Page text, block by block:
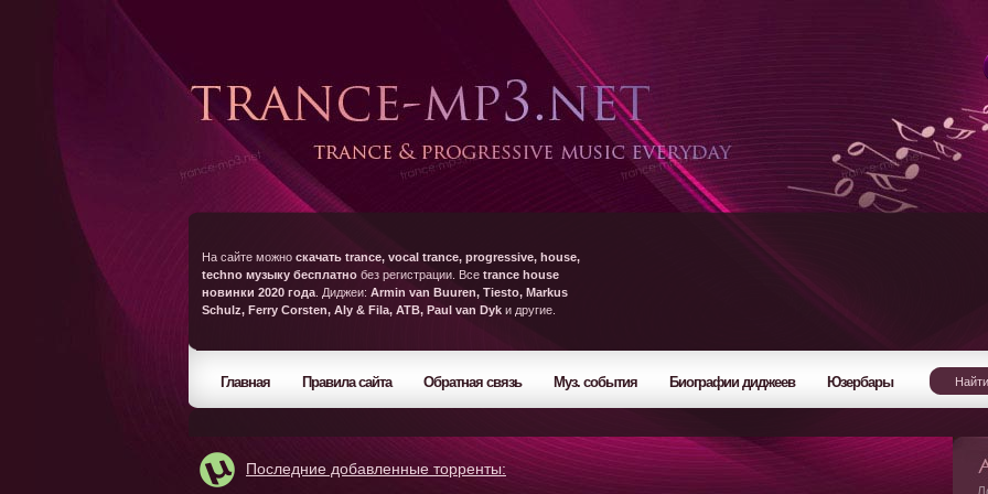
На сайте можно скачать trance, vocal trance, progressive, house,
techno музыку бесплатно без регистрации. Все trance house
новинки 2020 года . Диджеи: Armin van Buuren, Tiesto, Markus
Schulz, Ferry Corsten, Aly & Fila, ATB, Paul van Dyk и другие.
Главная Правила сайта Обратная связь Муз. события Биографии диджеев Юзербары
Последние добавленные торренты: